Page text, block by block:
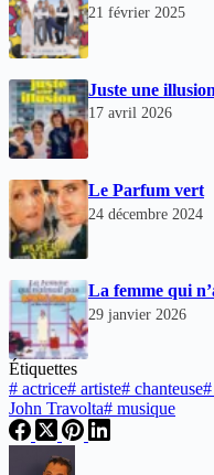
21 février 2025
Juste une illusion
17 avril 2026
Le Parfum vert
24 décembre 2024
La femme qui
29 janvier 2026
Étiquettes
# actrice# artiste# chanteuse#
John Travolta# musique